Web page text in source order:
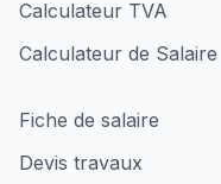
Calculateur TVA
Calculateur de Salaire
Fiche de salaire
Devis travaux